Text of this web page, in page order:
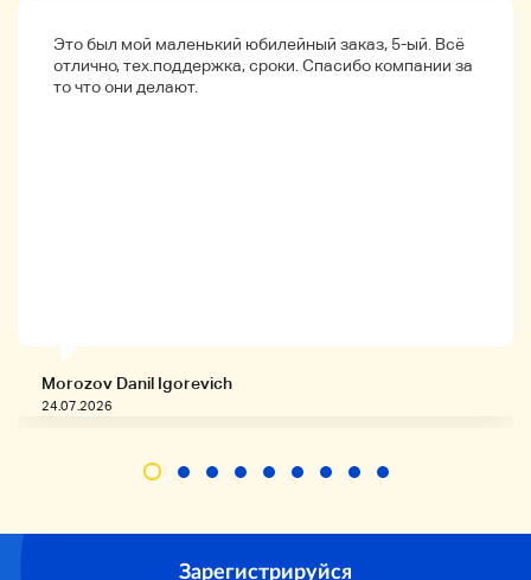
Продукты
DHC Мультиминеральные 3 мешки
● Вы можете пополнить запасы минералов,
Это был мой маленький юбилейный заказ, 5-ый. Всё
отлично, тех.поддержка, сроки. Спасибо компании за
то что они делают.
Morozov Danil Igorevich
24.07.2026
Зарегистрируйся